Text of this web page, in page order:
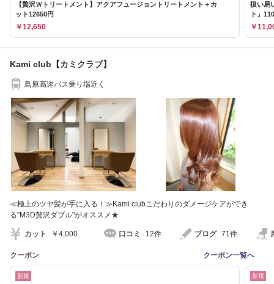
【贅沢Ｗトリートメント】アクアフュージョントリートメント＋カ
ット12650円
￥12,650
扱い易
ト」
￥
Kami club【カミクラブ】
鳥原高速バス乗り場近く
≪極上のツヤ髪が手に入る！≫Kami clubこだわりのダメージケアができ
る"M3D贅沢ダブル"がオススメ★
カット ￥4,000 口コミ 12件 ブログ 71件
クーポン クーポン一覧へ
新規 新規